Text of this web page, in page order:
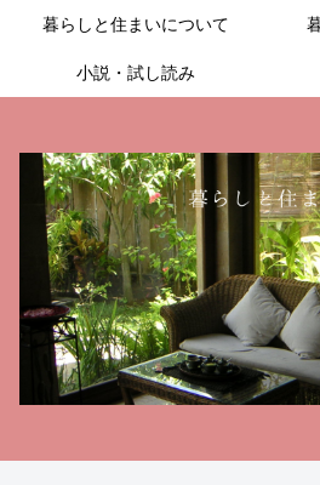
暮らしと住まいについて
小説・試し読み